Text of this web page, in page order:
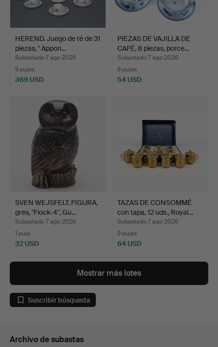
HEREND. Juego de té de 31
piezas, '' Appon…
Subastado 7 ago 2026
9 pujas
369 USD
PIEZAS DE VAJILLA DE
CAFÉ, 8 piezas, porce…
Subastado 7 ago 2026
6 pujas
54 USD
SVEN WEJSFELT. FIGURA,
gres, "Flock-4", Gu…
Subastado 7 ago 2026
1 puja
32 USD
TAZAS DE CONSOMMÉ
con tapa, 12 uds., Royal…
Subastado 7 ago 2026
9 pujas
64 USD
Mostrar más lotes
Suscribir búsqueda
Archivo de subastas